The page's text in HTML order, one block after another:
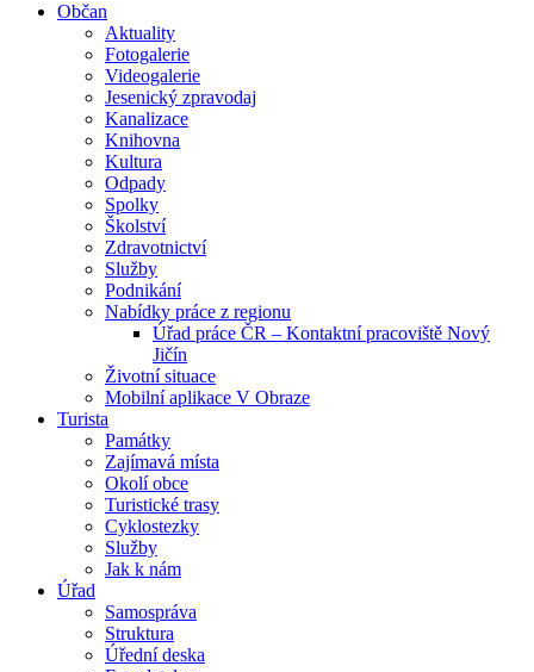
Občan
Aktuality
Fotogalerie
Videogalerie
Jesenický zpravodaj
Kanalizace
Knihovna
Kultura
Odpady
Spolky
Školství
Zdravotnictví
Služby
Podnikání
Nabídky práce z regionu
Úřad práce ČR – Kontaktní pracoviště Nový
Jičín
Životní situace
Mobilní aplikace V Obraze
Turista
Památky
Zajímavá místa
Okolí obce
Turistické trasy
Cyklostezky
Služby
Jak k nám
Úřad
Samospráva
Struktura
Úřední deska